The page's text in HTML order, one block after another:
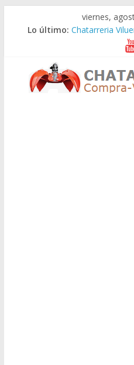
viernes,
Lo último: Chatarreria
Chatarreria
Chatarreria
Chatarreria
Chatarreria